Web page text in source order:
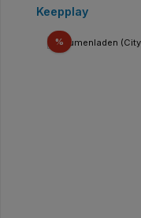
Skip product gallery
Keepplay
%Discount